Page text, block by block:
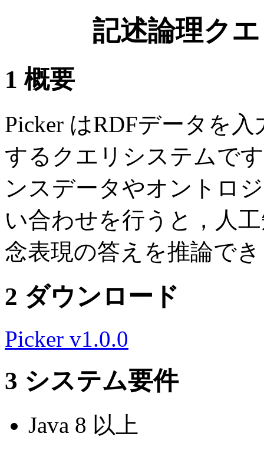
記述論理ク
1 概要
Picker はRDFデータを
するクエリシステムで
ンスデータやオントロ
い合わせを行うと，人
念表現の答えを推論で
2 ダウンロード
Picker v1.0.0
3 システム要件
Java 8 以上